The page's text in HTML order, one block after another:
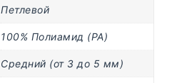
Петлевой
100% Полиамид (PA)
Средний (от 3 до 5 мм)